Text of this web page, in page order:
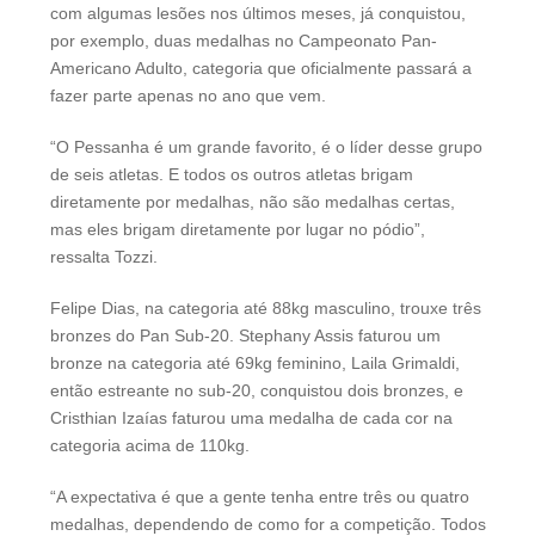
com algumas lesões nos últimos meses, já conquistou,
por exemplo, duas medalhas no Campeonato Pan-
Americano Adulto, categoria que oficialmente passará a
fazer parte apenas no ano que vem.
“O Pessanha é um grande favorito, é o líder desse grupo
de seis atletas. E todos os outros atletas brigam
diretamente por medalhas, não são medalhas certas,
mas eles brigam diretamente por lugar no pódio”,
ressalta Tozzi.
Felipe Dias, na categoria até 88kg masculino, trouxe três
bronzes do Pan Sub-20. Stephany Assis faturou um
bronze na categoria até 69kg feminino, Laila Grimaldi,
então estreante no sub-20, conquistou dois bronzes, e
Cristhian Izaías faturou uma medalha de cada cor na
categoria acima de 110kg.
“A expectativa é que a gente tenha entre três ou quatro
medalhas, dependendo de como for a competição. Todos